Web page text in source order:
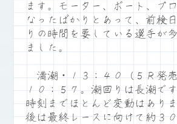
ます。モーター、ボート、プ
なったばかりとあって、前検
りの時間を要している選手が
ました。
満潮・１３：４０（５Ｒ発売
１０：５７。潮回りは長潮で
時刻までほとんど変動はあり
後は最終レースに向けて約３